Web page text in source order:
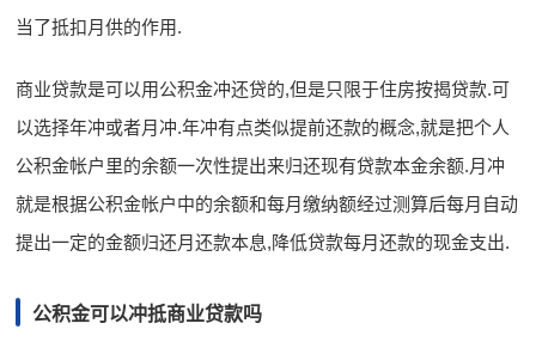
当了抵扣月供的作用.
商业贷款是可以用公积金冲还贷的,但是只限于住房按揭贷款.可
以选择年冲或者月冲.年冲有点类似提前还款的概念,就是把个人
公积金帐户里的余额一次性提出来归还现有贷款本金余额.月冲
就是根据公积金帐户中的余额和每月缴纳额经过测算后每月自动
提出一定的金额归还月还款本息,降低贷款每月还款的现金支出.
公积金可以冲抵商业贷款吗